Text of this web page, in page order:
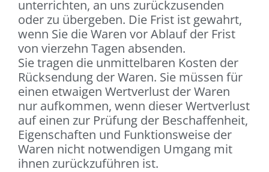
unterrichten, an uns zurückzusenden
oder zu übergeben. Die Frist ist gewahrt,
wenn Sie die Waren vor Ablauf der Frist
von vierzehn Tagen absenden.
Sie tragen die unmittelbaren Kosten der
Rücksendung der Waren. Sie müssen für
einen etwaigen Wertverlust der Waren
nur aufkommen, wenn dieser Wertverlust
auf einen zur Prüfung der Beschaffenheit,
Eigenschaften und Funktionsweise der
Waren nicht notwendigen Umgang mit
ihnen zurückzuführen ist.